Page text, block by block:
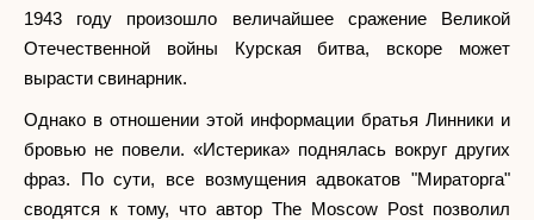
1943 году произошло величайшее сражение Великой
Отечественной войны Курская битва, вскоре может
вырасти свинарник.
Однако в отношении этой информации братья Линники и
бровью не повели. «Истерика» поднялась вокруг других
фраз. По сути, все возмущения адвокатов "Мираторга"
сводятся к тому, что автор The Moscow Post позволил